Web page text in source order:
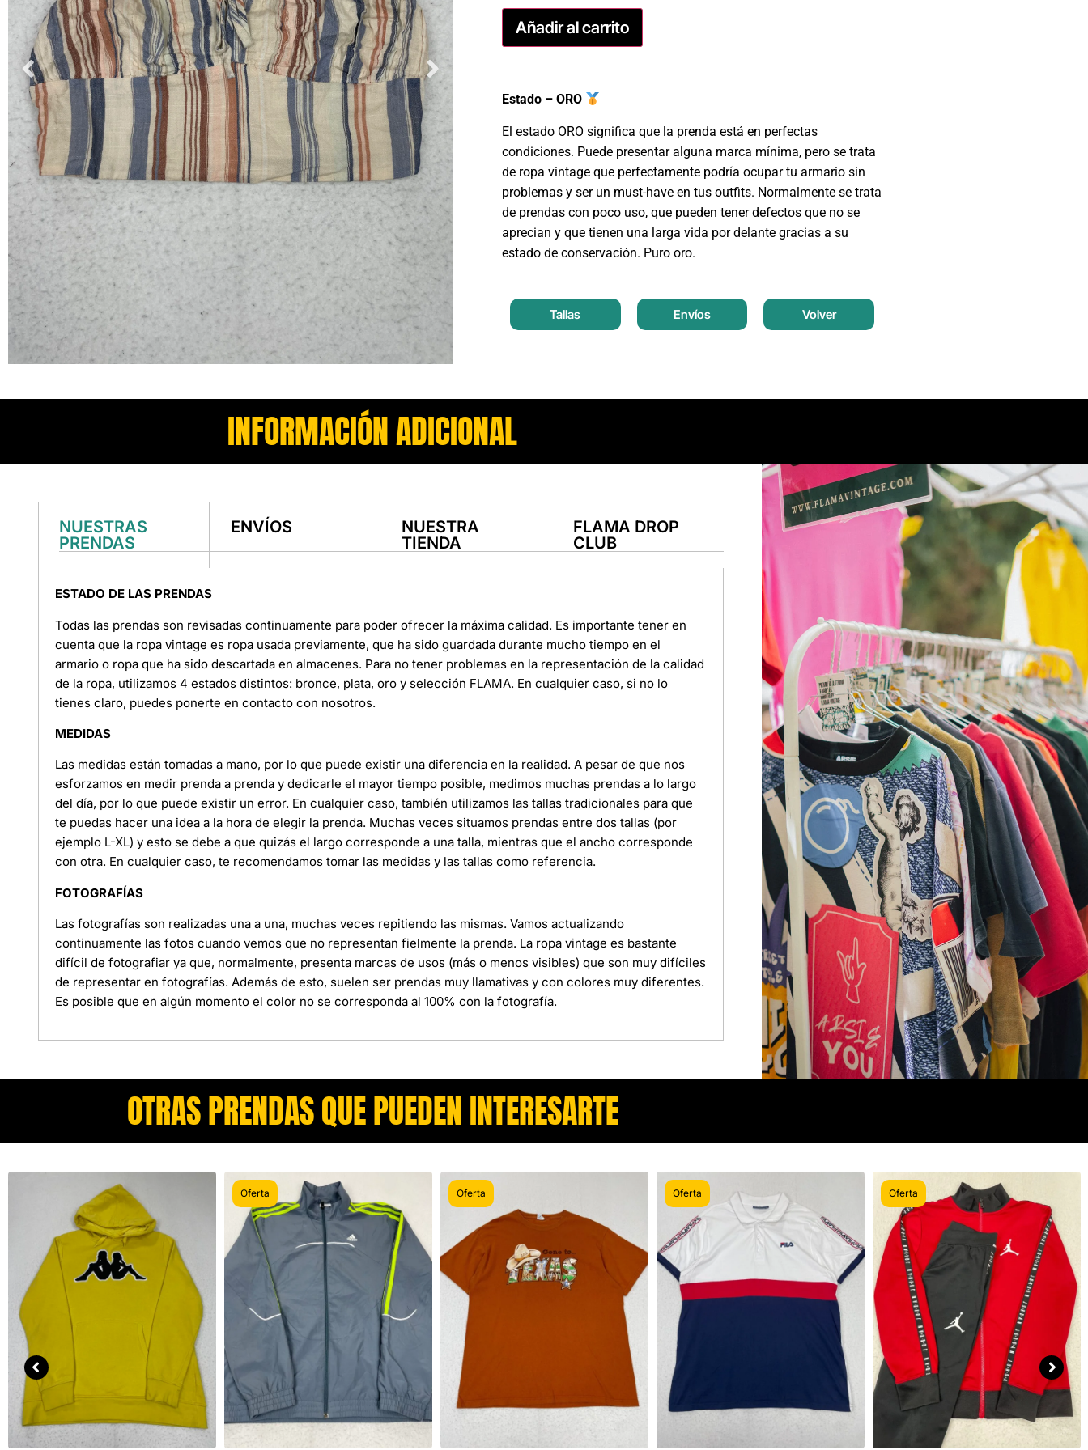
Añadir al carrito
Estado – ORO
El estado ORO significa que la prenda está en perfectas
condiciones. Puede presentar alguna marca mínima, pero se trata
de ropa vintage que perfectamente podría ocupar tu armario sin
problemas y ser un must-have en tus outfits. Normalmente se trata
de prendas con poco uso, que pueden tener defectos que no se
aprecian y que tienen una larga vida por delante gracias a su
estado de conservación. Puro oro.
Tallas Envíos Volver
INFORMACIÓN ADICIONAL
NUESTRAS
PRENDAS
ENVÍOS
NUESTRA
TIENDA
FLAMA DROP
CLUB
ESTADO DE LAS PRENDAS
Todas las prendas son revisadas continuamente para poder ofrecer la máxima calidad. Es importante tener en
cuenta que la ropa vintage es ropa usada previamente, que ha sido guardada durante mucho tiempo en el
armario o ropa que ha sido descartada en almacenes. Para no tener problemas en la representación de la calidad
de la ropa, utilizamos 4 estados distintos: bronce, plata, oro y selección FLAMA. En cualquier caso, si no lo
tienes claro, puedes ponerte en contacto con nosotros.
MEDIDAS
Las medidas están tomadas a mano, por lo que puede existir una diferencia en la realidad. A pesar de que nos
esforzamos en medir prenda a prenda y dedicarle el mayor tiempo posible, medimos muchas prendas a lo largo
del día, por lo que puede existir un error. En cualquier caso, también utilizamos las tallas tradicionales para que
te puedas hacer una idea a la hora de elegir la prenda. Muchas veces situamos prendas entre dos tallas (por
ejemplo L-XL) y esto se debe a que quizás el largo corresponde a una talla, mientras que el ancho corresponde
con otra. En cualquier caso, te recomendamos tomar las medidas y las tallas como referencia.
FOTOGRAFÍAS
Las fotografías son realizadas una a una, muchas veces repitiendo las mismas. Vamos actualizando
continuamente las fotos cuando vemos que no representan fielmente la prenda. La ropa vintage es bastante
difícil de fotografiar ya que, normalmente, presenta marcas de usos (más o menos visibles) que son muy difíciles
de representar en fotografías. Además de esto, suelen ser prendas muy llamativas y con colores muy diferentes.
Es posible que en algún momento el color no se corresponda al 100% con la fotografía.
OTRAS PRENDAS QUE PUEDEN INTERESARTE​
Oferta Oferta Oferta Oferta